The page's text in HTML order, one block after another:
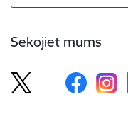
Sekojiet mums